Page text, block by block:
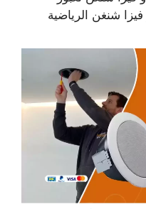
فيزا شنغن الرياضية